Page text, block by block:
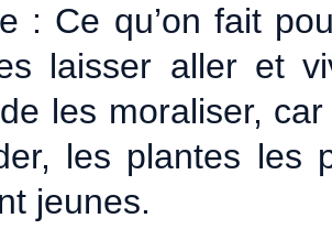
: Ce qu’on fait
laisser aller et
les moraliser,
les plantes
jeunes.